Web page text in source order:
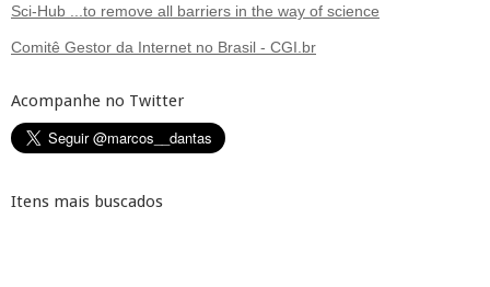
Sci-Hub ...to remove all barriers in the way of science
Comitê Gestor da Internet no Brasil - CGI.br
Acompanhe no Twitter
Itens mais buscados